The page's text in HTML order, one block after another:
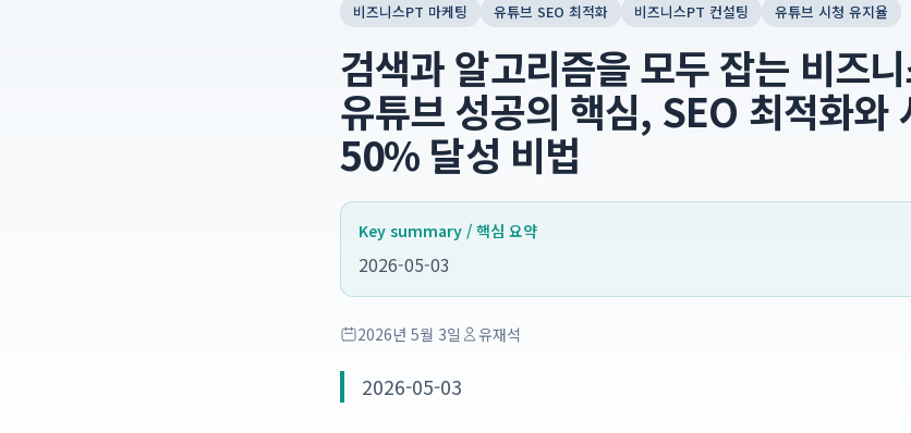
비즈니스PT 마케팅 유튜브 SEO 최적화 비즈니스PT 컨설팅 유튜브 시청 유지율
검색과 알고리즘을 모두 잡는 비즈
유튜브 성공의 핵심, SEO 최적화와
50% 달성 비법
Key summary / 핵심 요약
2026-05-03
2026년 5월 3일 유재석
2026-05-03